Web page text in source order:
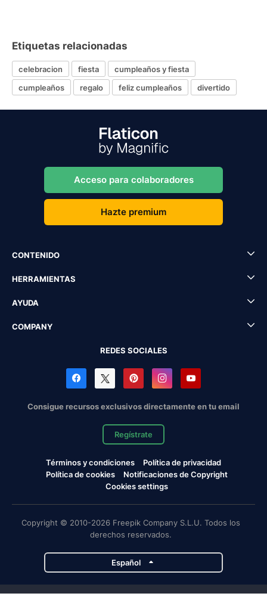
Etiquetas relacionadas
celebracion fiesta
cumpleaños y fiesta
cumpleaños
regalo feliz cumpleaños divertido
Acceso para colaboradores
Hazte premium
CONTENIDO
HERRAMIENTAS
AYUDA
COMPANY
REDES SOCIALES
Consigue recursos exclusivos directamente en tu email
Regístrate
Términos y condiciones
Política de privacidad
Política de cookies
Notificaciones de Copyright
Cookies settings
Copyright © 2010-2026 Freepik Company S.L.U. Todos los
derechos reservados.
Español